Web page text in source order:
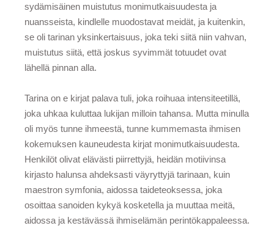
sydämisäinen muistutus monimutkaisuudesta ja
nuansseista, kindlelle muodostavat meidät, ja kuitenkin,
se oli tarinan yksinkertaisuus, joka teki siitä niin vahvan,
muistutus siitä, että joskus syvimmät totuudet ovat
lähellä pinnan alla.
Tarina on e kirjat​ palava tuli, joka roihuaa intensiteetillä,
joka uhkaa kuluttaa lukijan milloin tahansa. Mutta minulla
oli myös tunne ihmeestä, tunne kummemasta ihmisen
kokemuksen kauneudesta kirjat monimutkaisuudesta.
Henkilöt olivat elävästi piirrettyjä, heidän motiivinsa
kirjasto halunsa ahdeksasti väyryttyjä tarinaan, kuin
maestron symfonia, aidossa taideteoksessa, joka
osoittaa sanoiden kykyä kosketella ja muuttaa meitä,
aidossa ja kestävässä ihmiselämän perintökappaleessa.